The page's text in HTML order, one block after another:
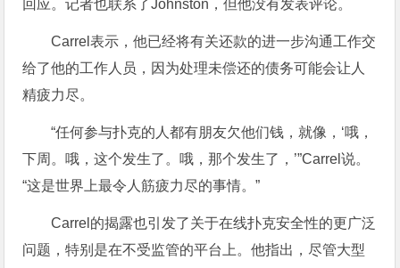
回应。记者也联系了Johnston，但他没有发表评论。
Carrel表示，他已经将有关还款的进一步沟通工作交
给了他的工作人员，因为处理未偿还的债务可能会让人
精疲力尽。
“任何参与扑克的人都有朋友欠他们钱，就像，‘哦，
下周。哦，这个发生了。哦，那个发生了，’”Carrel说。
“这是世界上最令人筋疲力尽的事情。”
Carrel的揭露也引发了关于在线扑克安全性的更广泛
问题，特别是在不受监管的平台上。他指出，尽管大型